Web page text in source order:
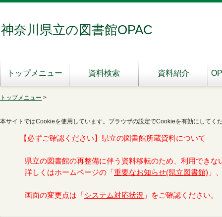
神奈川県立の図書館OPAC
トップメニュー 資料検索 資料紹介
トップメニュー >
本サイトではCookieを使用しています。ブラウザの設定でCookieを有効にしてく
【必ずご確認ください】県立の図書館所蔵資料について
県立の図書館の再整備に伴う資料移転のため、利用できな
詳しくはホームページの「 重要なお知らせ(県立図書館) 」
画面の変更点は「 システム対応状況 」をご確認ください。